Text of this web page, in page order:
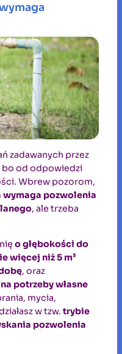
zadawanych przez
bo od odpowiedzi
Wbrew pozorom,
wymaga pozwolenia
, ale trzeba
o głębokości do
więcej niż 5 m³
, oraz
potrzeby własne
mycia,
w tzw. trybie
pozwolenia